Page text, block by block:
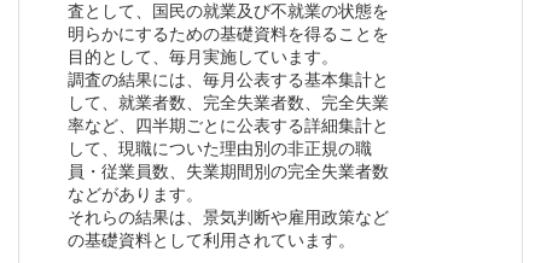
査として、国民の就業及び不就業の状態を
明らかにするための基礎資料を得ることを
目的として、毎月実施しています。
調査の結果には、毎月公表する基本集計と
して、就業者数、完全失業者数、完全失業
率など、四半期ごとに公表する詳細集計と
して、現職についた理由別の非正規の職
員・従業員数、失業期間別の完全失業者数
などがあります。
それらの結果は、景気判断や雇用政策など
の基礎資料として利用されています。